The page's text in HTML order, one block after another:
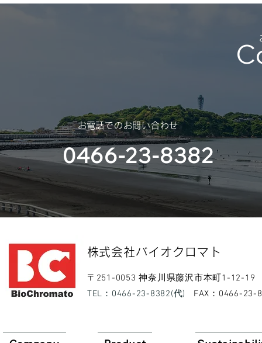
2024年8月
​お電話でのお問い合わせ
0466-23-8382
​株式会社バイオクロマト​
​〒251-0053 神奈川県藤沢市本町1-12-19
​TEL：0466-23-8382(代)
​FAX：0466-23-